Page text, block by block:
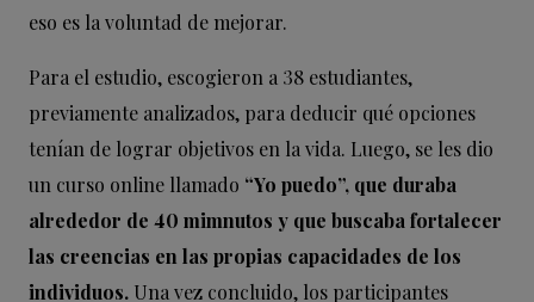
eso es la voluntad de mejorar.
Para el estudio, escogieron a 38 estudiantes,
previamente analizados, para deducir qué opciones
tenían de lograr objetivos en la vida. Luego, se les dio
un curso online llamado “Yo puedo”, que duraba
alrededor de 40 mimnutos y que buscaba fortalecer
las creencias en las propias capacidades de los
individuos. Una vez concluido, los participantes